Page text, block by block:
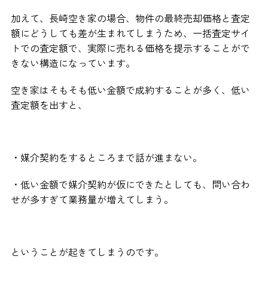
加えて、長崎空き家の場合、物件の最終売却価格と査定
額にどうしても差が生まれてしまうため、一括査定サイ
トでの査定額で、実際に売れる価格を提示することがで
きない構造になっています。
空き家はそもそも低い金額で成約することが多く、低い
査定額を出すと、
・媒介契約をするところまで話が進まない。
・低い金額で媒介契約が仮にできたとしても、問い合わ
せが多すぎて業務量が増えてしまう。
ということが起きてしまうのです。